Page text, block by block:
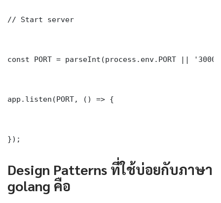
// Start server
const PORT = parseInt(process.env.PORT ||
app.listen(PORT, () => {
});
Design Patterns ที่ใช้บ่อยกับภาษา
golang คือ